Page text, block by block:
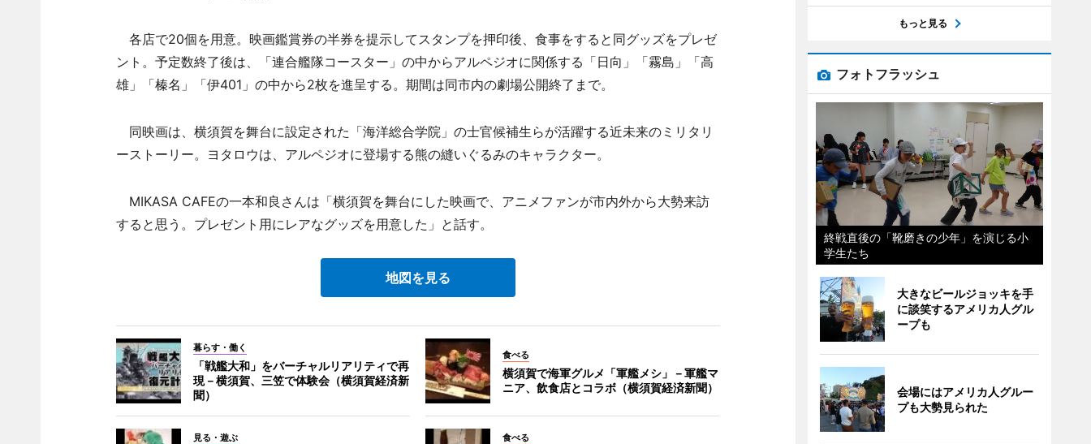
各店で20個を用意。映画鑑賞券の半券を提示してスタンプを押印後、食事をすると同グッズをプレゼ
ント。予定数終了後は、「連合艦隊コースター」の中からアルペジオに関係する「日向」「霧島」「高
雄」「榛名」「伊401」の中から2枚を進呈する。期間は同市内の劇場公開終了まで。
同映画は、横須賀を舞台に設定された「海洋総合学院」の士官候補生らが活躍する近未来のミリタリ
ーストーリー。ヨタロウは、アルペジオに登場する熊の縫いぐるみのキャラクター。
MIKASA CAFEの一本和良さんは「横須賀を舞台にした映画で、アニメファンが市内外から大勢来訪
すると思う。プレゼント用にレアなグッズを用意した」と話す。
地図を見る
暮らす・働く
「戦艦大和」をバーチャルリアリティで再
現－横須賀、三笠で体験会（横須賀経済新
聞）
食べる
横須賀で海軍グルメ「軍艦メシ」－軍艦マ
ニア、飲食店とコラボ（横須賀経済新聞）
見る・遊ぶ 食べる
もっと見る
フォトフラッシュ
終戦直後の「靴磨きの少年」を演じる小
学生たち
大きなビールジョッキを手
に談笑するアメリカ人グル
ープも
会場にはアメリカ人グルー
プも大勢見られた